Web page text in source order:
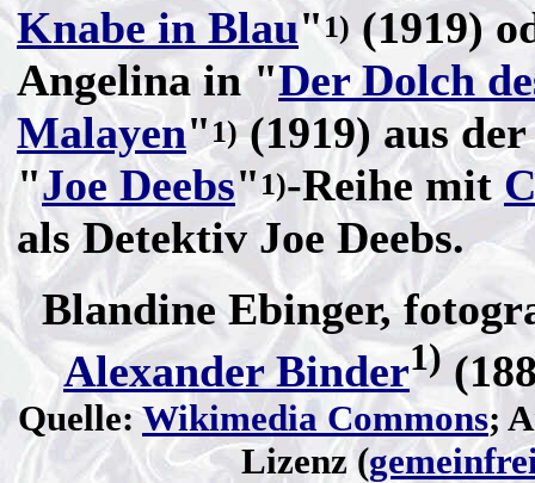
Knabe in Blau"1) (1919)
Angelina in "Der Dolch
Malayen"1)(1919) aus der
"Joe Deebs" 1)-Reihe mit
als Detektiv Joe Deebs.
Blandine Ebinger,
Alexander Binder1)
Quelle:Wikimedia Commons;
Lizenz (